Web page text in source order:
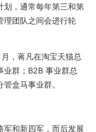
划，通常每年第三和第
理团队之间会进行轮
，蒋凡在淘宝天猫总
业群；B2B 事业群总
盒马事业群。
军和新四军，而后发展